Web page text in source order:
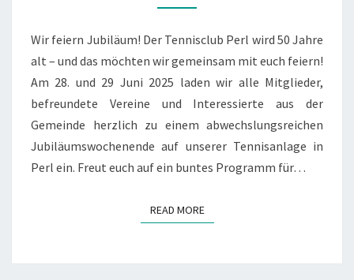
JUBILÄUMSFEIER
&
Wir feiern Jubiläum! Der Tennisclub Perl wird 50 Jahre
alt – und das möchten wir gemeinsam mit euch feiern!
Am 28. und 29 Juni 2025 laden wir alle Mitglieder,
befreundete Vereine und Interessierte aus der
Gemeinde herzlich zu einem abwechslungsreichen
Jubiläumswochenende auf unserer Tennisanlage in
Perl ein. Freut euch auf ein buntes Programm für…
READ MOREREAD MORE